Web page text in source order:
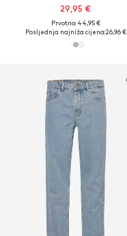
29,95 €
Prvotno: 44,95 €
Posljednja najniža cijena:26,96 €